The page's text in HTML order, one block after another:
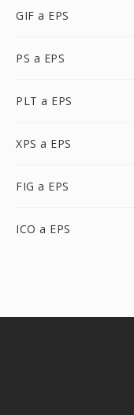
GIF a EPS
PS a EPS
PLT a EPS
XPS a EPS
FIG a EPS
ICO a EPS